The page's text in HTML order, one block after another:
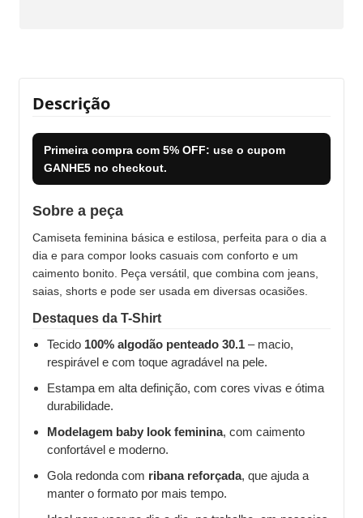
Descrição
Primeira compra com 5% OFF: use o cupom
GANHE5 no checkout.
Sobre a peça
Camiseta feminina básica e estilosa, perfeita para o dia a
dia e para compor looks casuais com conforto e um
caimento bonito. Peça versátil, que combina com jeans,
saias, shorts e pode ser usada em diversas ocasiões.
Destaques da T-Shirt
Tecido 100% algodão penteado 30.1 – macio,
respirável e com toque agradável na pele.
Estampa em alta definição, com cores vivas e ótima
durabilidade.
Modelagem baby look feminina, com caimento
confortável e moderno.
Gola redonda com ribana reforçada, que ajuda a
manter o formato por mais tempo.